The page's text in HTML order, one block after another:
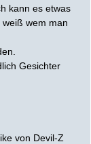
kann es etwas
wem man
Gesichter
von Devil-Z